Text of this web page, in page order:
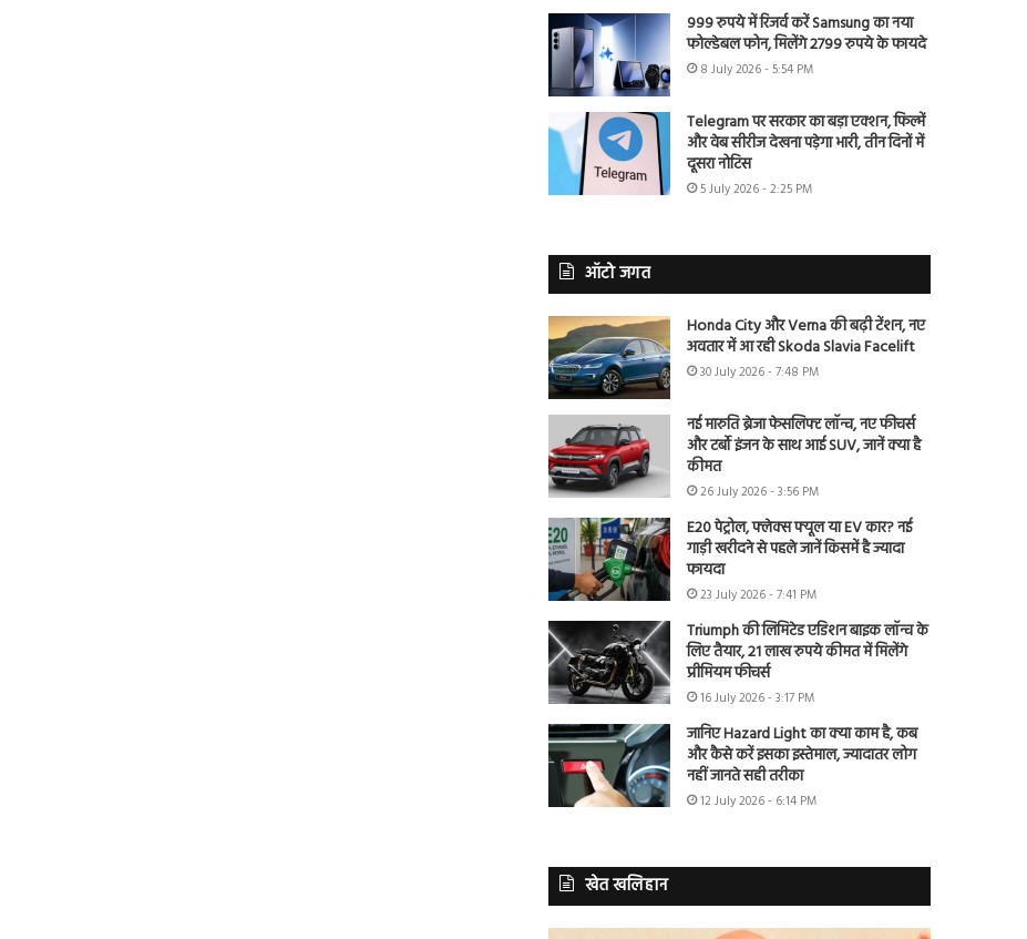
999 रुपये में रिजर्व करें Samsung का नया
फोल्डेबल फोन, मिलेंगे 2799 रुपये के फायदे
8 July 2026 - 5:54 PM
Telegram पर सरकार का बड़ा एक्शन, फिल्में
और वेब सीरीज देखना पड़ेगा भारी, तीन दिनों में
दूसरा नोटिस
5 July 2026 - 2:25 PM
ऑटो जगत
Honda City और Verna की बढ़ी टेंशन, नए
अवतार में आ रही Skoda Slavia Facelift
30 July 2026 - 7:48 PM
नई मारुति ब्रेजा फेसलिफ्ट लॉन्च, नए फीचर्स
और टर्बो इंजन के साथ आई SUV, जानें क्या है
कीमत
26 July 2026 - 3:56 PM
E20 पेट्रोल, फ्लेक्स फ्यूल या EV कार? नई
गाड़ी खरीदने से पहले जानें किसमें है ज्यादा
फायदा
23 July 2026 - 7:41 PM
Triumph की लिमिटेड एडिशन बाइक लॉन्च के
लिए तैयार, 21 लाख रुपये कीमत में मिलेंगे
प्रीमियम फीचर्स
16 July 2026 - 3:17 PM
जानिए Hazard Light का क्या काम है, कब
और कैसे करें इसका इस्तेमाल, ज्यादातर लोग
नहीं जानते सही तरीका
12 July 2026 - 6:14 PM
खेत खलिहान